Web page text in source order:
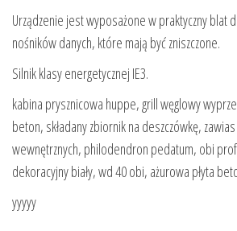
Urządzenie jest wyposażone w praktyczny blat
nośników danych, które mają być zniszczone.
Silnik klasy energetycznej IE3.
kabina prysznicowa huppe, grill węglowy
beton, składany zbiornik na deszczówkę,
wewnętrznych, philodendron pedatum, obi
dekoracyjny biały, wd 40 obi, ażurowa płyta
yyyyy